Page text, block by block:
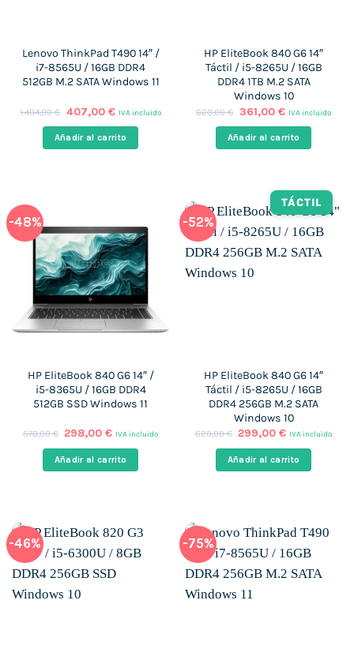
Lenovo ThinkPad T490 14″ /
i7-8565U / 16GB DDR4
512GB M.2 SATA Windows 11
1.404,00€ El
original
era:
407,00 €El
actual
es:
IVA incluido
Añadir al carrito
HP EliteBook 840 G6 14″
Táctil / i5-8265U / 16GB
DDR4 1TB M.2 SATA
Windows 10
620,00€ El
original
era:
361,00 €El
actual
es:
IVA incluido
Añadir al carrito
-48%
HP EliteBook 840 G6 14″ /
i5-8365U / 16GB DDR4
512GB SSD Windows 11
570,00€ El
original
era:
298,00€El
actual
es:
IVA incluido
Añadir al carrito
-52%
TÁCTIL
HP EliteBook 840 G6 14″
Táctil / i5-8265U / 16GB
DDR4 256GB M.2 SATA
Windows 10
620,00€ El
original
era:
299,00€El
actual
es:
IVA incluido
Añadir al carrito
-46% -75%